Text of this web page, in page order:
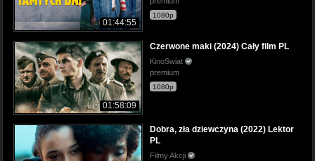
01:44:55
1080p
01:58:09
Czerwone maki (2024) Cały film PL
KinoSwiat
premium
1080p
Dobra, zła dziewczyna (2022) Lektor
PL
Filmy Akcji